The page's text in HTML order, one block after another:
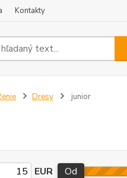
Kontakty
Dresy junior
EUR Od